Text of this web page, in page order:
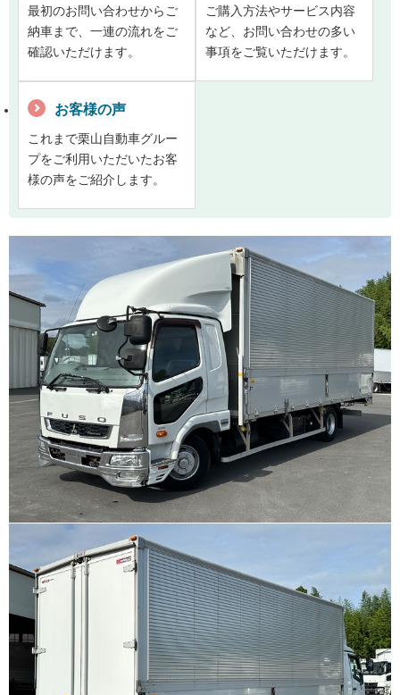
最初のお問い合わせからご
納車まで、一連の流れをご
確認いただけます。
ご購入方法やサービス内容
など、お問い合わせの多い
事項をご覧いただけます。
お客様の声
これまで栗山自動車グルー
プをご利用いただいたお客
様の声をご紹介します。